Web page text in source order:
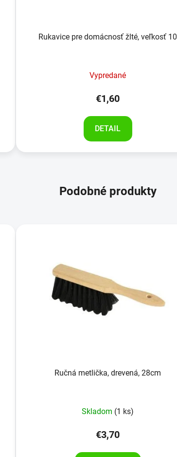
Rukavice pre domácnosť žlté, veľkosť 10
Vypredané
€1,60
DETAIL
Podobné produkty
Ručná metlička, drevená, 28cm
Skladom (1 ks)
€3,70